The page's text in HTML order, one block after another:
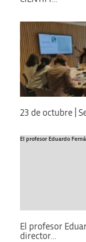
23 de octubre |
El profesor Eduardo
El profesor
director...